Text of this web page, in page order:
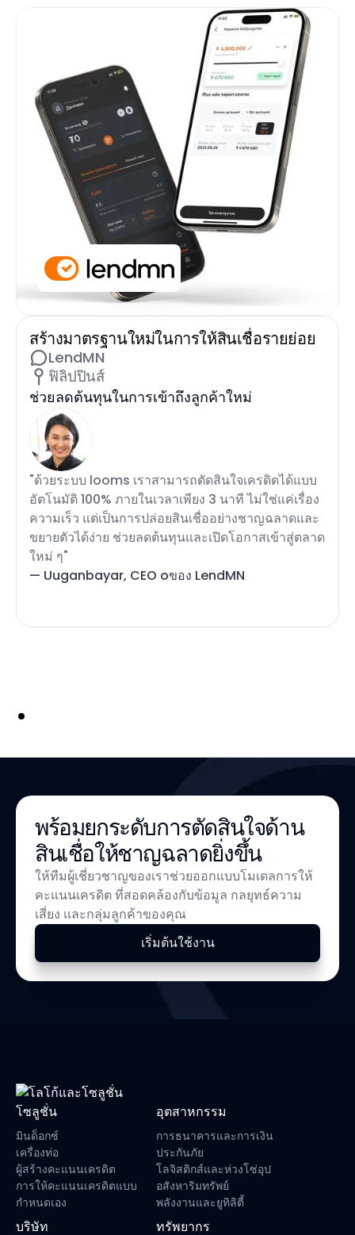
สร้างมาตรฐานใหม่ในการให้สินเชื่อรายย่อย
LendMN
ฟิลิปปินส์
ช่วยลดต้นทุนในการเข้าถึงลูกค้าใหม่
"ด้วยระบบ looms เราสามารถตัดสินใจเครดิตได้แบบ
อัตโนมัติ 100% ภายในเวลาเพียง 3 นาที ไม่ใช่แค่เรื่อง
ความเร็ว แต่เป็นการปล่อยสินเชื่ออย่างชาญฉลาดและ
ขยายตัวได้ง่าย ช่วยลดต้นทุนและเปิดโอกาสเข้าสู่ตลาด
ใหม่ ๆ"
— Uuganbayar, CEO oของ LendMN
พร้อมยกระดับการตัดสินใจด้าน
สินเชื่อให้ชาญฉลาดยิ่งขึ้น
ให้ทีมผู้เชี่ยวชาญของเราช่วยออกแบบโมเดลการให้
คะแนนเครดิต ที่สอดคล้องกับข้อมูล กลยุทธ์ความ
เสี่ยง และกลุ่มลูกค้าของคุณ
เริ่มต้นใช้งาน
โซลูชั่น
มินด็อกซ์
เครื่องท่อ
ผู้สร้างคะแนนเครดิต
การให้คะแนนเครดิตแบบ
กำหนดเอง
อุตสาหกรรม
การธนาคารและการเงิน
ประกันภัย
โลจิสติกส์และห่วงโซ่อุป
อสังหาริมทรัพย์
พลังงานและยูทิลิตี้
บริษัท ทรัพยากร